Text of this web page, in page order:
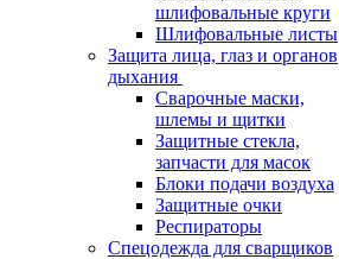
шлифовальные круги
Шлифовальные листы
Защита лица, глаз и органов
дыхания
Сварочные маски,
шлемы и щитки
Защитные стекла,
запчасти для масок
Блоки подачи воздуха
Защитные очки
Респираторы
Спецодежда для сварщиков